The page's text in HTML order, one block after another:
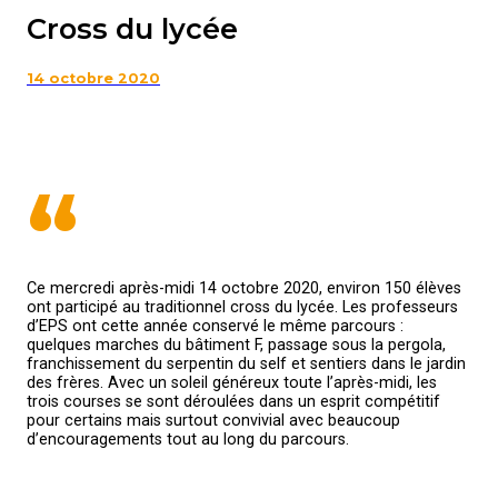
Cross du lycée
14 octobre 2020
“
Ce mercredi après-midi 14 octobre 2020, environ 150 élèves
ont participé au traditionnel cross du lycée. Les professeurs
d’EPS ont cette année conservé le même parcours :
quelques marches du bâtiment F, passage sous la pergola,
franchissement du serpentin du self et sentiers dans le jardin
des frères. Avec un soleil généreux toute l’après-midi, les
trois courses se sont déroulées dans un esprit compétitif
pour certains mais surtout convivial avec beaucoup
d’encouragements tout au long du parcours.